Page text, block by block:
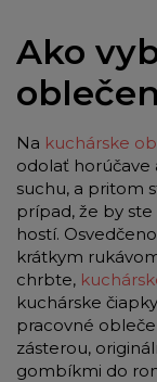
Ako
Na kuchárske
odolať horúčave
suchu, a pritom
prípad, že by
hostí.
krátkym
chrbte,
kuchárske
pracovné
zásterou,
gombíkmi do